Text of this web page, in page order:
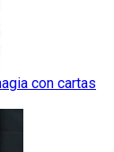
con cartas